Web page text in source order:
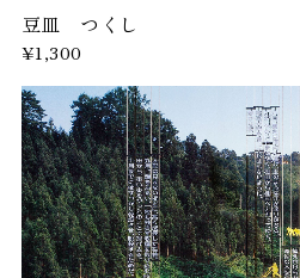
豆皿 つくし
¥1,300